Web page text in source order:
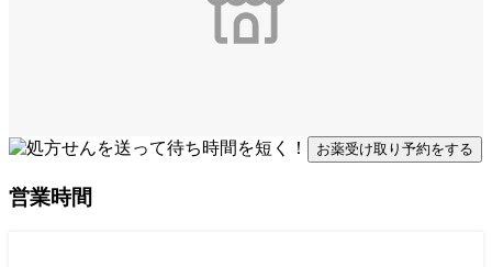
お薬受け取り予約をする
営業時間